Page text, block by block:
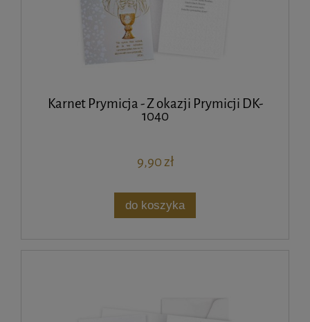
Karnet Prymicja - Z okazji Prymicji DK-
1040
9,90 zł
do koszyka